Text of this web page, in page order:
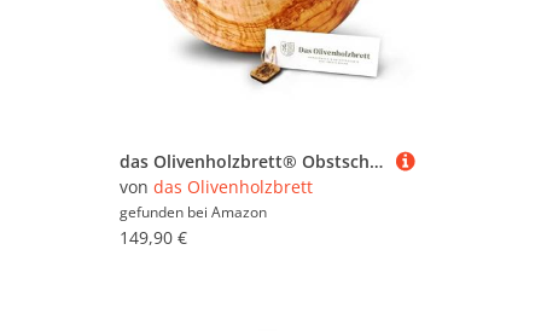
das Olivenholzbrett® Obstschale rund – Holzschale/Salatschale/Brotschale - Jede Schale kann in Farbe, Maserung stark vom Foto abweichen – eben Olivenholz / 28cm Ø
von das Olivenholzbrett
gefunden bei Amazon
149,90 €